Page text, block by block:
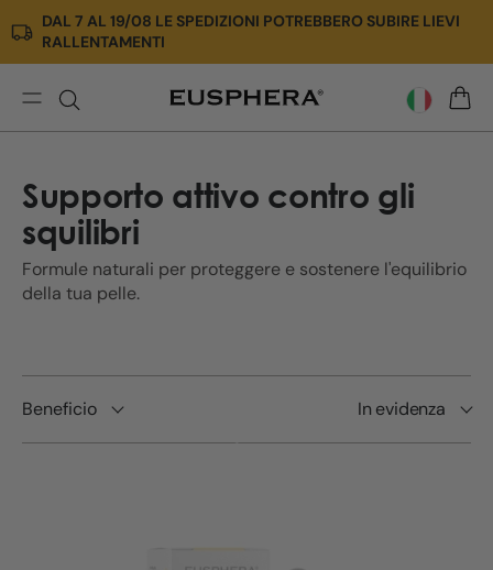
Vai
direttamente
ai
contenuti
DAL 7 AL 19/08 LE SPEDIZIONI POTREBBERO SUBIRE LIEVI
RALLENTAMENTI
Supporto attivo contro gli
squilibri
Formule naturali per proteggere e sostenere l'equilibrio
della tua pelle.
Beneficio In evidenza